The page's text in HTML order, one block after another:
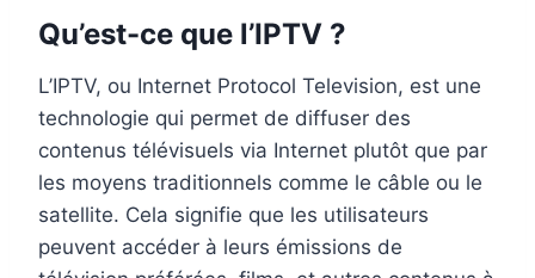
Qu’est-ce que l’IPTV ?
L’IPTV, ou Internet Protocol Television, est une
technologie qui permet de diffuser des
contenus télévisuels via Internet plutôt que par
les moyens traditionnels comme le câble ou le
satellite. Cela signifie que les utilisateurs
peuvent accéder à leurs émissions de